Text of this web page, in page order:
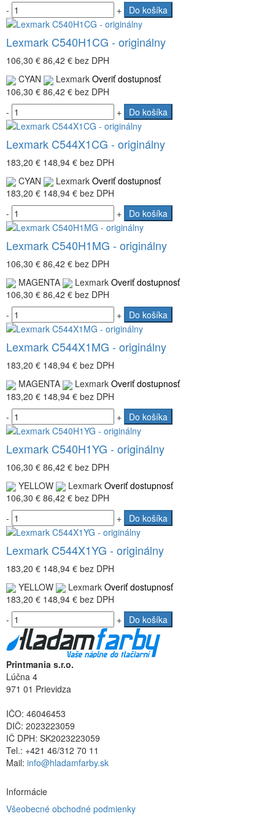
-
+ Do košíka
Lexmark C540H1CG - originálny
106,30 € 86,42 € bez DPH
CYAN
Lexmark Overiť dostupnosť
106,30 € 86,42 € bez DPH
-
+ Do košíka
Lexmark C544X1CG - originálny
183,20 € 148,94 € bez DPH
CYAN
Lexmark Overiť dostupnosť
183,20 € 148,94 € bez DPH
-
+ Do košíka
Lexmark C540H1MG - originálny
106,30 € 86,42 € bez DPH
MAGENTA
Lexmark Overiť dostupnosť
106,30 € 86,42 € bez DPH
-
+ Do košíka
Lexmark C544X1MG - originálny
183,20 € 148,94 € bez DPH
MAGENTA
Lexmark Overiť dostupnosť
183,20 € 148,94 € bez DPH
-
+ Do košíka
Lexmark C540H1YG - originálny
106,30 € 86,42 € bez DPH
YELLOW
Lexmark Overiť dostupnosť
106,30 € 86,42 € bez DPH
-
+ Do košíka
Lexmark C544X1YG - originálny
183,20 € 148,94 € bez DPH
YELLOW
Lexmark Overiť dostupnosť
183,20 € 148,94 € bez DPH
-
+ Do košíka
Printmania s.r.o.
Lúčna 4
971 01 Prievidza
IČO: 46046453
DIČ: 2023223059
IČ DPH: SK2023223059
Tel.: +421 46/312 70 11
Mail: info@hladamfarby.sk
Informácie
Všeobecné obchodné podmienky